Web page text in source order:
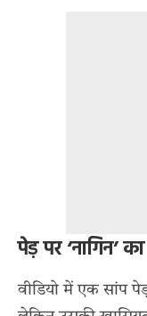
पेड़ पर ‘नागिन’
वीडियो में एक सांप